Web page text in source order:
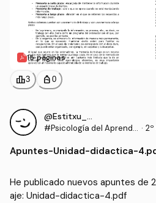
15 páginas
leaderboard3 personal_bag 0
@Estitxu_98
#Psicología del Aprendi
·
Apuntes-Unidad-didactica-
He publicado nuevos apuntes de
aje: Unidad-didactica-4.pdf